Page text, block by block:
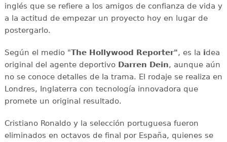
inglés que se refiere a los amigos de confianza de vida y
a la actitud de empezar un proyecto hoy en lugar de
postergarlo.
Según el medio "The Hollywood Reporter", es la idea
original del agente deportivo Darren Dein, aunque aún
no se conoce detalles de la trama. El rodaje se realiza en
Londres, Inglaterra con tecnología innovadora que
promete un original resultado.
Cristiano Ronaldo y la selección portuguesa fueron
eliminados en octavos de final por España, quienes se